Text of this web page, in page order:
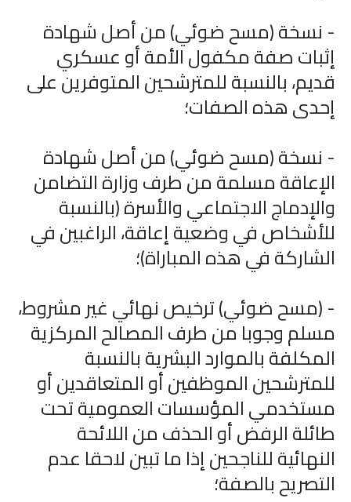
- نسخة (مسح ضوئي) من أصل شهادة
إثبات صفة مكفول الأمة أو عسكري
قديم، بالنسبة للمترشحين المتوفرين على
إحدى هذه الصفات؛
- نسخة (مسح ضوئي) من أصل شهادة
الإعاقة مسلمة من طرف وزارة التضامن
والإدماج الاجتماعي والأسرة (بالنسبة
للأشخاص في وضعية إعاقة، الراغبين في
الشاركة في هذه المباراة)؛
- (مسح ضوئي) ترخيص نهائي غير مشروط،
مسلم وجوبا من طرف المصالح المركزية
المكلفة بالموارد البشرية بالنسبة
للمترشحين الموظفين أو المتعاقدين أو
مستخدمي المؤسسات العمومية تحت
طائلة الرفض أو الحذف من اللائحة
النهائية للناجحين إذا ما تبين لاحقا عدم
التصريح بالصفة؛